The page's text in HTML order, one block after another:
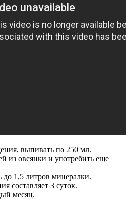
выпивать по 250 мл.
из овсянки и употребить еще
1,5 литров минералки.
составляет 3 суток.
месяц.